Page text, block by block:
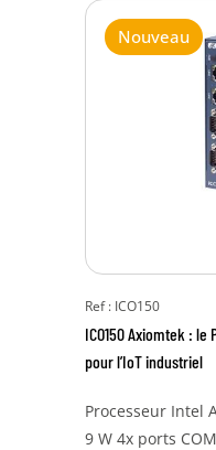
Nouveau
Ref : ICO150
ICO150 Axiomtek : le
pour l’IoT industriel
Processeur Intel
9 W 4x ports